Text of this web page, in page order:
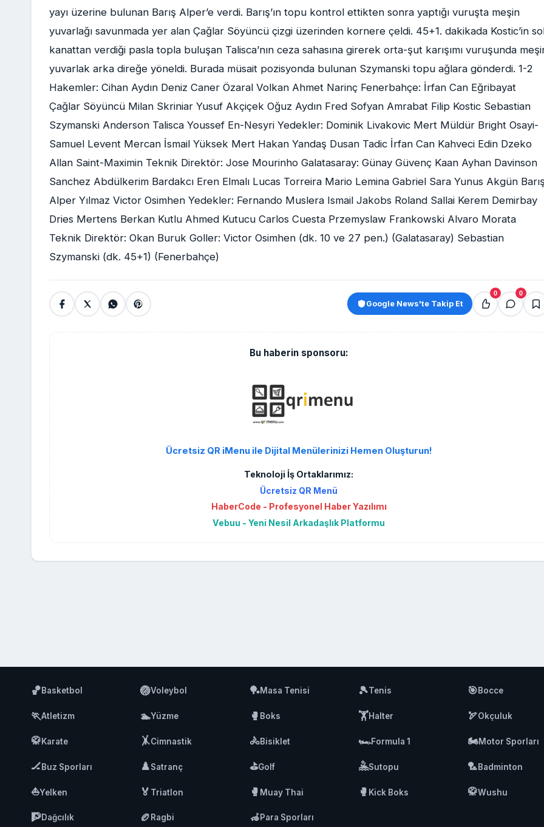
yayı üzerine bulunan Barış Alper’e verdi. Barış’ın topu kontrol ettikten sonra yaptığı vuruşta meşin
yuvarlağı savunmada yer alan Çağlar Söyüncü çizgi üzerinden kornere çeldi. 45+1. dakikada Kostic’in
kanattan verdiği pasla topla buluşan Talisca’nın ceza sahasına girerek orta-şut karışımı vuruşunda
yuvarlak arka direğe yöneldi. Burada müsait pozisyonda bulunan Szymanski topu ağlara gönderdi. 1-2
Hakemler: Cihan Aydın Deniz Caner Özaral Volkan Ahmet Narinç Fenerbahçe: İrfan Can Eğribayat
Çağlar Söyüncü Milan Skriniar Yusuf Akçiçek Oğuz Aydın Fred Sofyan Amrabat Filip Kostic Sebastian
Szymanski Anderson Talisca Youssef En-Nesyri Yedekler: Dominik Livakovic Mert Müldür Bright Osayi-
Samuel Levent Mercan İsmail Yüksek Mert Hakan Yandaş Dusan Tadic İrfan Can Kahveci Edin Dzeko
Allan Saint-Maximin Teknik Direktör: Jose Mourinho Galatasaray: Günay Güvenç Kaan Ayhan Davinson
Sanchez Abdülkerim Bardakcı Eren Elmalı Lucas Torreira Mario Lemina Gabriel Sara Yunus Akgün Barış
Alper Yılmaz Victor Osimhen Yedekler: Fernando Muslera Ismail Jakobs Roland Sallai Kerem Demirbay
Dries Mertens Berkan Kutlu Ahmed Kutucu Carlos Cuesta Przemyslaw Frankowski Alvaro Morata
Teknik Direktör: Okan Buruk Goller: Victor Osimhen (dk. 10 ve 27 pen.) (Galatasaray) Sebastian
Szymanski (dk. 45+1) (Fenerbahçe)
Google News'te Takip Et
0 0
Bu haberin sponsoru:
Ücretsiz QR iMenu ile Dijital Menülerinizi Hemen Oluşturun!
Teknoloji İş Ortaklarımız:
Ücretsiz QR Menü
HaberCode - Profesyonel Haber Yazılımı
Vebuu - Yeni Nesil Arkadaşlık Platformu
🏀Basketbol 🏐Voleybol 🏓Masa Tenisi 🎾Tenis 🎯Bocce
🏃Atletizm 🏊Yüzme 🥊 Boks 🏋️Halter 🏹Okçuluk
🥋Karate 🤸Cimnastik 🚴Bisiklet 🏎️Formula 1 🏍️Motor Sporları
🏒Buz Sporları ♟️Satranç ⛳Golf 🤽Sutopu 🏸Badminton
⛵Yelken 🏅 Triatlon 🥊 Muay Thai 🥊 Kick Boks 🥋Wushu
🧗Dağcılık 🏉 Ragbi 🦽Para Sporları